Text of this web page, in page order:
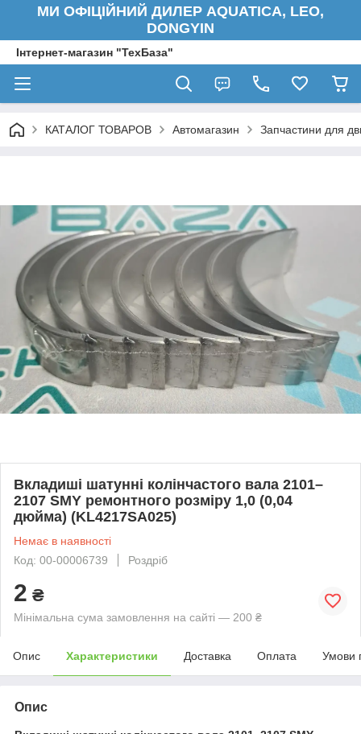
МИ ОФІЦІЙНИЙ ДИЛЕР AQUATICA, LEO,
DONGYIN
Інтернет-магазин "ТехБаза"
КАТАЛОГ ТОВАРОВ Автомагазин Запчастини для
Вкладиші шатунні колінчастого вала 2101–
2107 SMY ремонтного розміру 1,0 (0,04
дюйма) (KL4217SA025)
Немає в наявності
Код: 00-00006739
Роздріб
2 ₴
Мінімальна сума замовлення на сайті — 200 ₴
Опис Характеристики Доставка Оплата Умови
Опис